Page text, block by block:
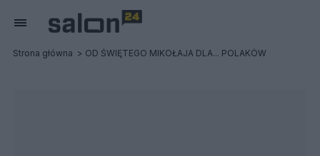
Strona główna OD ŚWIĘTEGO MIKOŁAJA DLA... POLAKÓW